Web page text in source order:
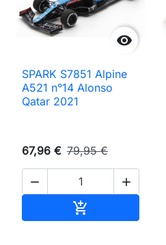

SPARK S7851 Alpine
A521 n°14 Alonso
Qatar 2021
67,96 € 79,95 €
 
